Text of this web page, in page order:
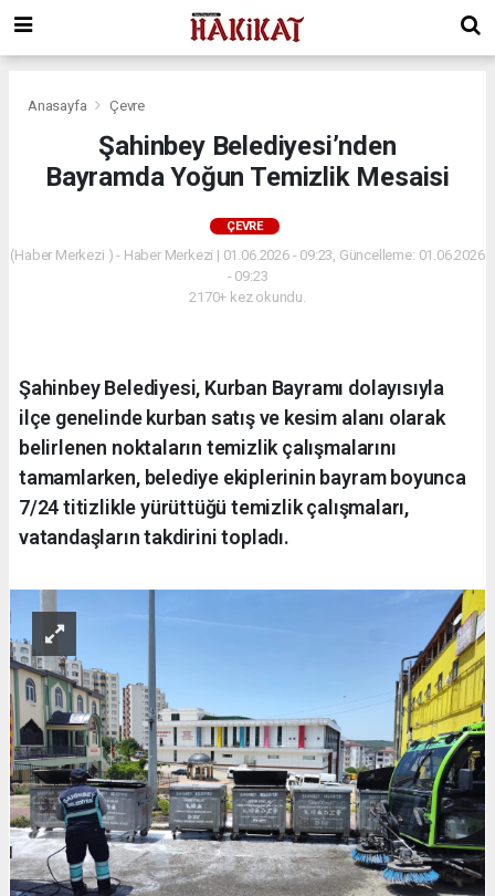
Anasayfa Çevre
Şahinbey Belediyesi’nden
Bayramda Yoğun Temizlik Mesaisi
ÇEVRE
(Haber Merkezi ) - Haber Merkezi | 01.06.2026 - 09:23, Güncelleme: 01.06.2026
- 09:23
2170+ kez okundu.
Şahinbey Belediyesi, Kurban Bayramı dolayısıyla
ilçe genelinde kurban satış ve kesim alanı olarak
belirlenen noktaların temizlik çalışmalarını
tamamlarken, belediye ekiplerinin bayram boyunca
7/24 titizlikle yürüttüğü temizlik çalışmaları,
vatandaşların takdirini topladı.